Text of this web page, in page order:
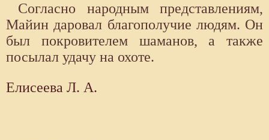
Согласно народным представлениям,
Майин даровал благополучие людям. Он
был покровителем шаманов, а также
посылал удачу на охоте.
Елисеева Л. А.